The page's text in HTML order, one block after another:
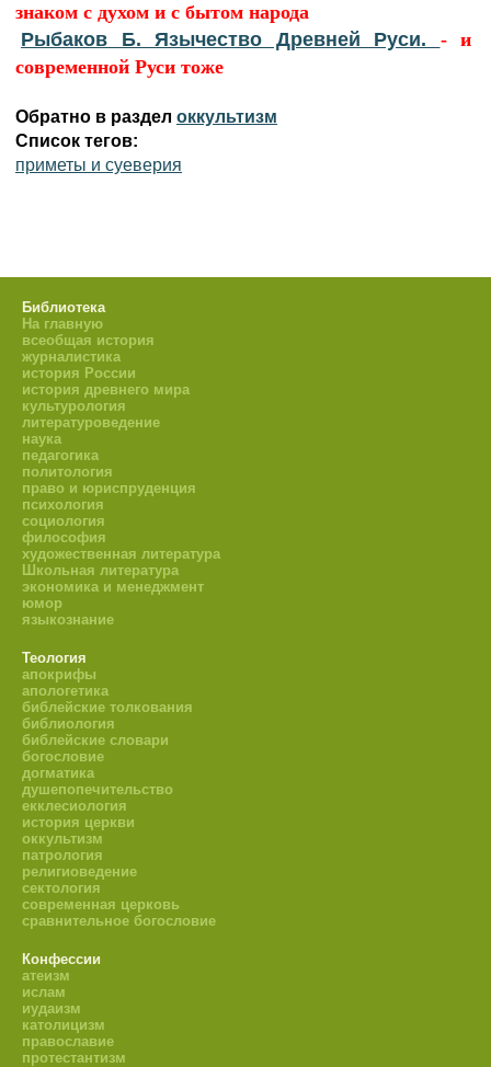
знаком с духом и с бытом народа
Рыбаков Б. Язычество Древней Руси. - и
современной Руси тоже
Обратно в раздел оккультизм
Список тегов:
приметы и суеверия
Библиотека
На главную
всеобщая история
журналистика
история России
история древнего мира
культурология
литературоведение
наука
педагогика
политология
право и юриспруденция
психология
социология
философия
художественная литература
Школьная литература
экономика и менеджмент
юмор
языкознание
Теология
апокрифы
апологетика
библейские толкования
библиология
библейские словари
богословие
догматика
душепопечительство
екклесиология
история церкви
оккультизм
патрология
религиоведение
сектология
современная церковь
сравнительное богословие
Конфессии
атеизм
ислам
иудаизм
католицизм
православие
протестантизм